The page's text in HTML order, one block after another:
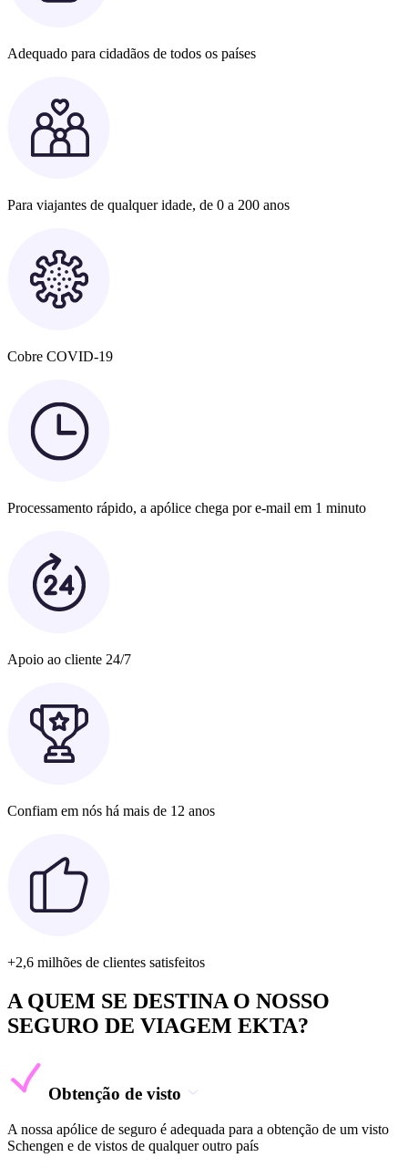
Adequado para cidadãos de todos os países
Para viajantes de qualquer idade, de 0 a 200 anos
Cobre COVID-19
Processamento rápido, a apólice chega por e-mail em 1 minuto
Apoio ao cliente 24/7
Confiam em nós há mais de 12 anos
+2,6 milhões de clientes satisfeitos
A QUEM SE DESTINA O NOSSO
SEGURO DE VIAGEM EKTA?
Obtenção de visto
A nossa apólice de seguro é adequada para a obtenção de um visto
Schengen e de vistos de qualquer outro país